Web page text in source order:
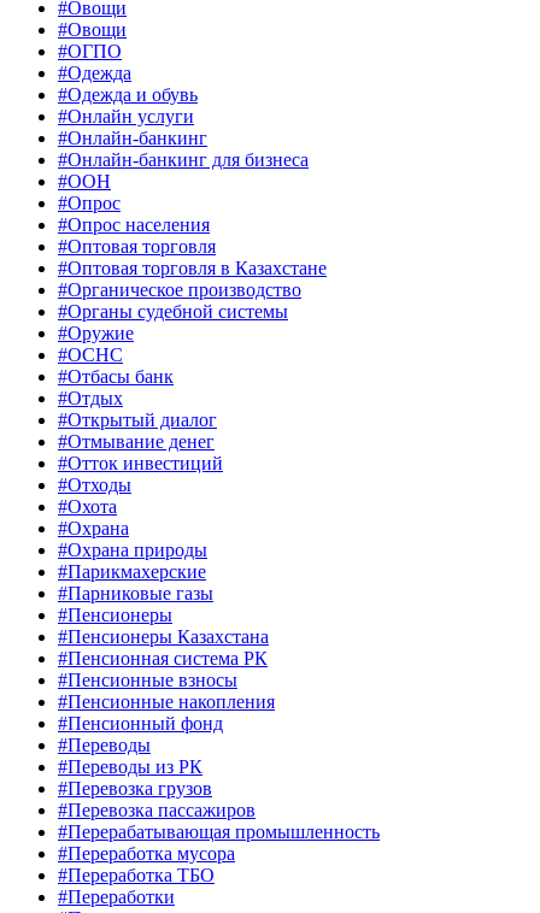
#Овощи
#Овощи
#ОГПО
#Одежда
#Одежда и обувь
#Онлайн услуги
#Онлайн-банкинг
#Онлайн-банкинг для бизнеса
#ООН
#Опрос
#Опрос населения
#Оптовая торговля
#Оптовая торговля в Казахстане
#Органическое производство
#Органы судебной системы
#Оружие
#ОСНС
#Отбасы банк
#Отдых
#Открытый диалог
#Отмывание денег
#Отток инвестиций
#Отходы
#Охота
#Охрана
#Охрана природы
#Парикмахерские
#Парниковые газы
#Пенсионеры
#Пенсионеры Казахстана
#Пенсионная система РК
#Пенсионные взносы
#Пенсионные накопления
#Пенсионный фонд
#Переводы
#Переводы из РК
#Перевозка грузов
#Перевозка пассажиров
#Перерабатывающая промышленность
#Переработка мусора
#Переработка ТБО
#Переработки